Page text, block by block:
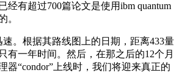
经有超过700篇论文是使用ibm quantum
。
速。根据其路线图上的日期，距离433量
有一年时间。然后，在那之后的12个月
器“condor”上线时，我们将迎来真正的